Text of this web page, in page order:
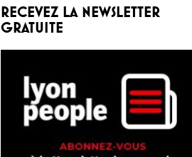
RECEVEZ LA NEWSLETTER
GRATUITE